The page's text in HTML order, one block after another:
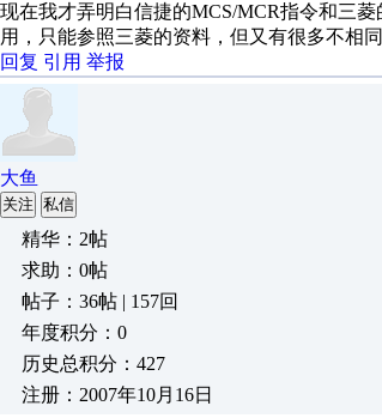
现在我才弄明白信捷的MCS/MCR指令和三
用，只能参照三菱的资料，但又有很多不相
回复 引用 举报
大鱼
关注 私信
精华：2帖
求助：0帖
帖子：36帖 | 157回
年度积分：0
历史总积分：427
注册：2007年10月16日